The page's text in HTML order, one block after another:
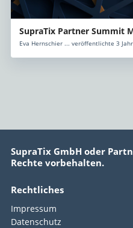
SupraTix Partner Summit
Eva Hernschier ... veröffentlichte 3
SupraTix GmbH oder
Rechte vorbehalten.
Rechtliches
Impressum
Datenschutz